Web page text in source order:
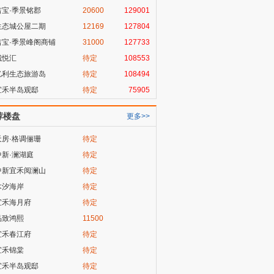
宝·季景铭郡 20600
129001
态城公屋二期
12169
127804
宝·季景峰阁商铺
31000
127733
悦汇
待定
108553
利生态旅游岛
待定
108494
禾半岛观邸
待定 75905
楼盘 更多>>
房·格调俪珊
待定
新·澜湖庭
待定
新宜禾阅澜山
待定
汐海岸
待定
禾海月府
待定
致鸿熙
11500
禾春江府
待定
禾锦棠
待定
禾半岛观邸
待定